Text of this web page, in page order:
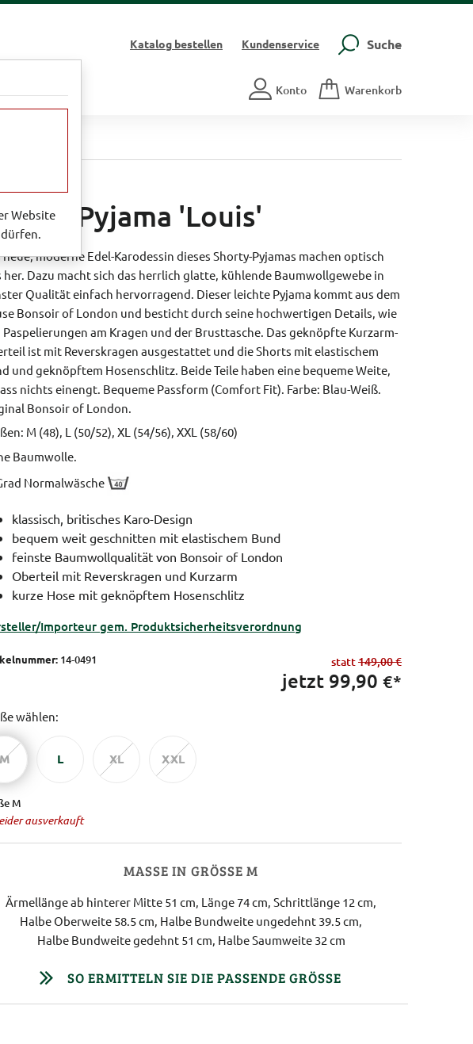
Katalogbestellen Kundenservice Suche
Konto Warenkorb
Pyjama 'Louis'
neue, moderne Edel-Karodessin dieses Shorty-Pyjamas machen optisch
her. Dazu macht sich das herrlich glatte, kühlende Baumwollgewebe in
Qualität einfach hervorragend. Dieser leichte Pyjama kommt aus dem
Bonsoir of London und besticht durch seine hochwertigen Details, wie
Paspelierungen am Kragen und der Brusttasche. Das geknöpfte Kurzarm-
ist mit Reverskragen ausgestattet und die Shorts mit elastischem
und geknöpftem Hosenschlitz. Beide Teile haben eine bequeme Weite,
nichts einengt. Bequeme Passform (Comfort Fit). Farbe: Blau-Weiß.
Bonsoir of London.
M (48), L (50/52), XL (54/56), XXL (58/60)
Baumwolle.
Normalwäsche
klassisch, britisches Karo-Design
bequem weit geschnitten mit elastischem Bund
feinste Baumwollqualität von Bonsoir of London
Oberteil mit Reverskragen und Kurzarm
kurze Hose mit geknöpftem Hosenschlitz
Importeur gem. Produktsicherheitsverordnung
14-0491 statt149,00 €
jetzt 99,90 €*
wählen:
M L XL XXL
M
ausverkauft
MASSE IN GRÖSSE M
Ärmellänge ab hinterer Mitte 51 cm, Länge 74 cm, Schrittlänge 12 cm,
Halbe Oberweite 58.5 cm, Halbe Bundweite ungedehnt 39.5 cm,
Halbe Bundweite gedehnt 51 cm, Halbe Saumweite 32 cm
SO ERMITTELN SIE DIE PASSENDE GRÖSSE
Website